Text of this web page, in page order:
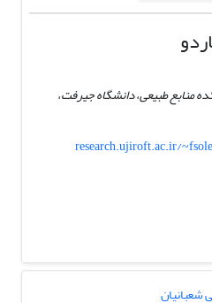
منابع طبیعی، دانشگاه جیرفت،
research.ujiroft.ac.ir/